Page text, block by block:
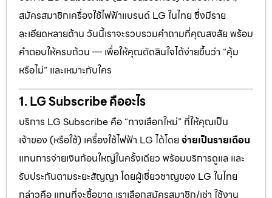
สมัครสมาชิกเครื่องใช้ไฟฟ้าแบรนด์ LG ในไทย ซึ่งมีราย
ละเอียดหลายด้าน วันนี้เราจะรวบรวมคำถามที่คุณสงสัย พร้อม
คำตอบให้ครบถ้วน — เพื่อให้คุณตัดสินใจได้ง่ายขึ้นว่า “คุ้ม
หรือไม่” และเหมาะกับใคร
1. LG Subscribe คืออะไร
บริการ LG Subscribe คือ “ทางเลือกใหม่” ที่ให้คุณเป็น
เจ้าของ (หรือใช้) เครื่องใช้ไฟฟ้า LG ได้โดย จ่ายเป็นรายเดือน
แทนการจ่ายเงินก้อนใหญ่ในครั้งเดียว พร้อมบริการดูแล และ
รับประกันตามระยะสัญญา โดยผู้เชี่ยวชาญของ LG ในไทย
กล่าวคือ แทนที่จะซื้อขาด เราเลือกสมัครสมาชิก/เช่า ใช้งาน